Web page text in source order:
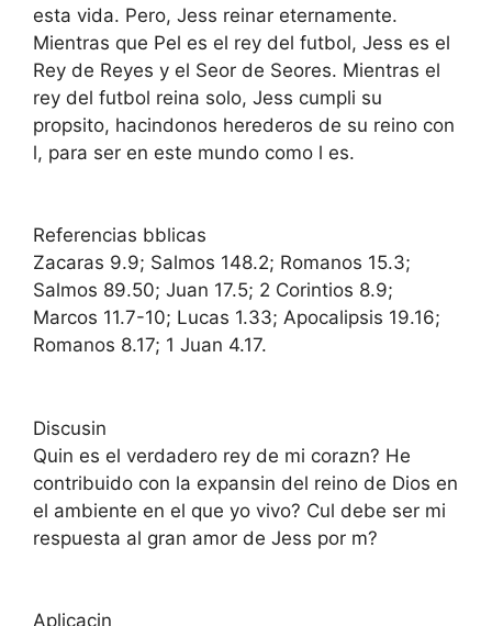
esta vida. Pero, Jess reinar eternamente.
Mientras que Pel es el rey del futbol, Jess es el
Rey de Reyes y el Seor de Seores. Mientras el
rey del futbol reina solo, Jess cumpli su
propsito, hacindonos herederos de su reino con
l, para ser en este mundo como l es.
Referencias bblicas
Zacaras 9.9; Salmos 148.2; Romanos 15.3;
Salmos 89.50; Juan 17.5; 2 Corintios 8.9;
Marcos 11.7-10; Lucas 1.33; Apocalipsis 19.16;
Romanos 8.17; 1 Juan 4.17.
Discusin
Quin es el verdadero rey de mi corazn? He
contribuido con la expansin del reino de Dios en
el ambiente en el que yo vivo? Cul debe ser mi
respuesta al gran amor de Jess por m?
Aplicacin